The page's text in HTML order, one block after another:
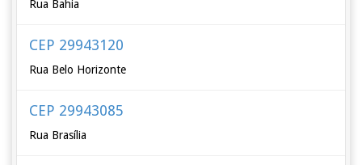
Rua Bahia
CEP 29943120
Rua Belo Horizonte
CEP 29943085
Rua Brasília